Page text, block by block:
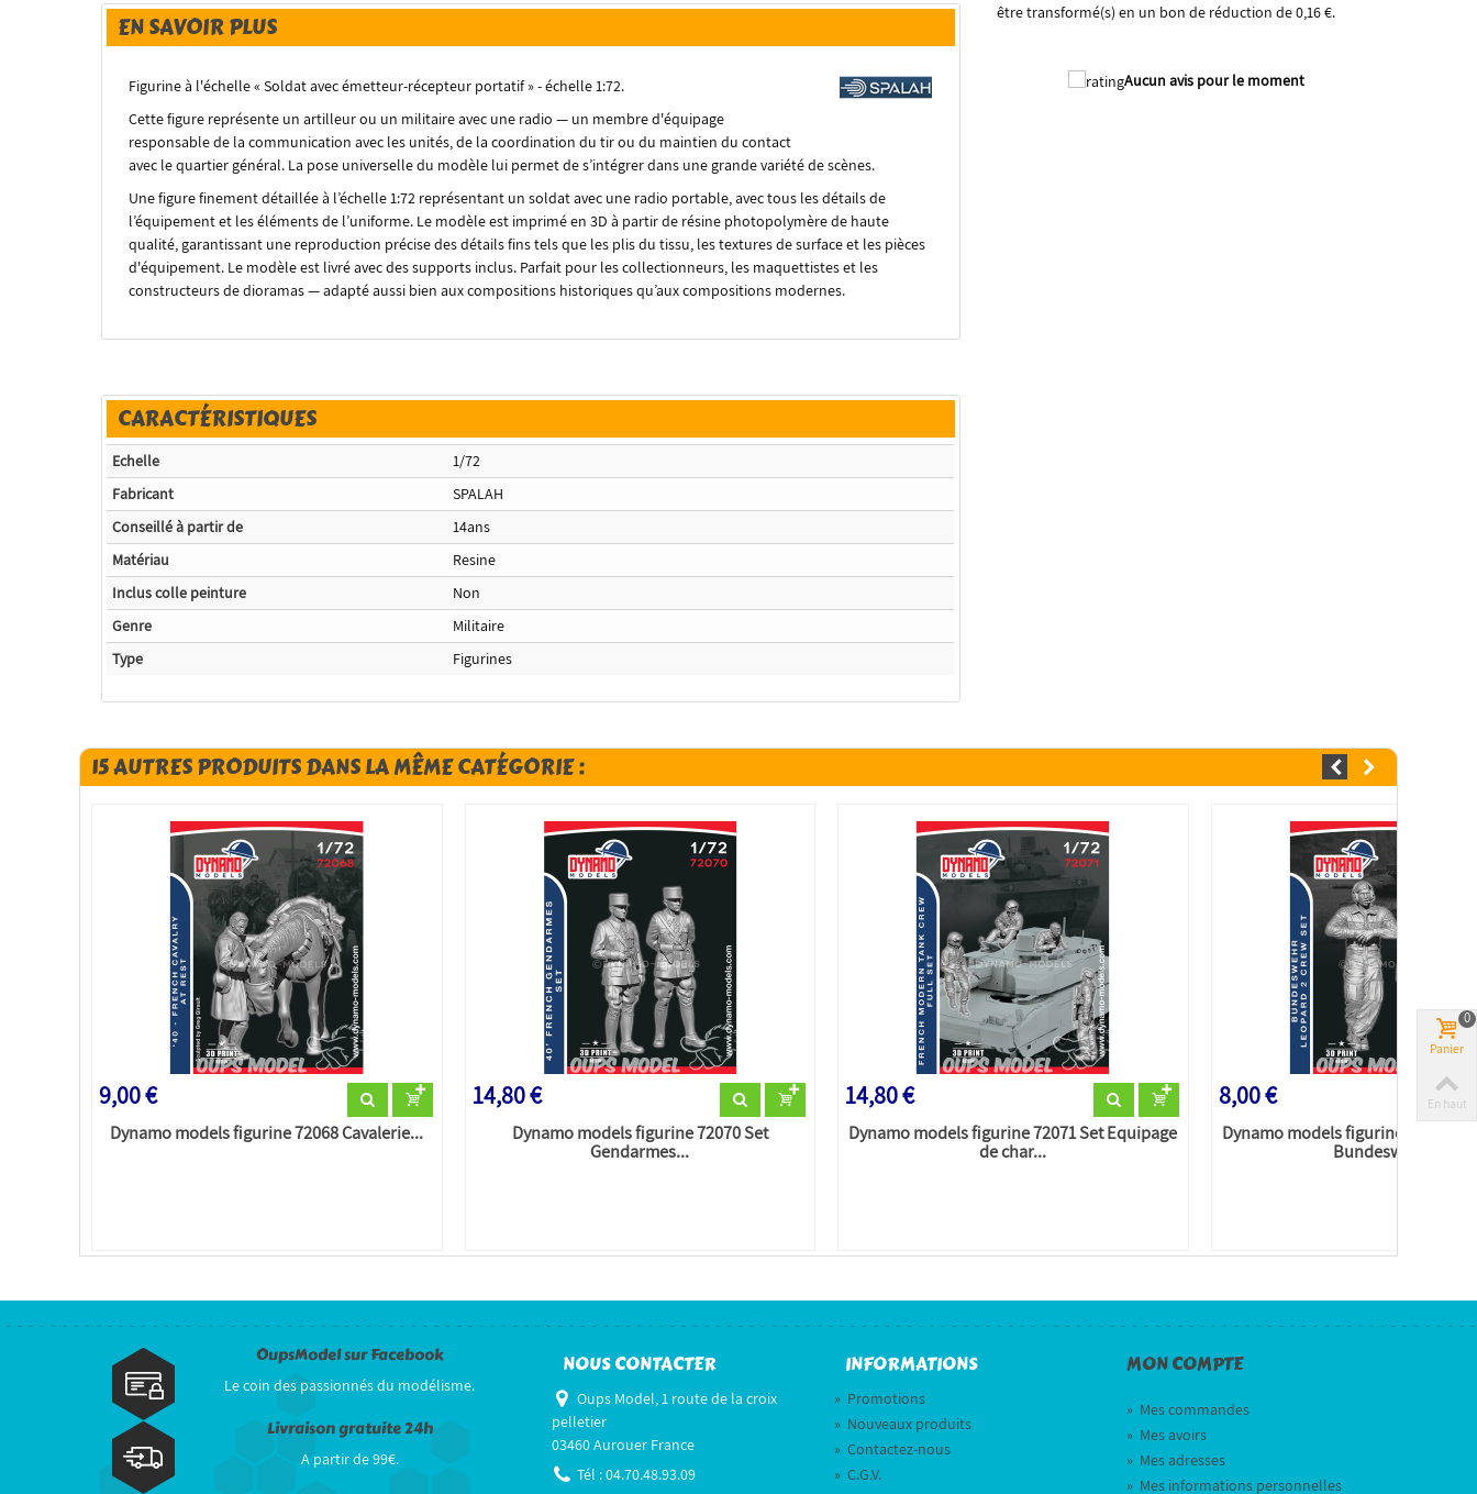
être transformé(s) en un bon de réduction de0,16 €.
Aucun avis pour le moment
EN SAVOIR PLUS
Figurine à l'échelle « Soldat avec émetteur-récepteur portatif » - échelle 1:72.
Cette figure représente un artilleur ou un militaire avec une radio — un membre d'équipage
responsable de la communication avec les unités, de la coordination du tir ou du maintien du contact
avec le quartier général. La pose universelle du modèle lui permet de s’intégrer dans une grande variété de scènes.
Une figure finement détaillée à l’échelle 1:72 représentant un soldat avec une radio portable, avec tous les détails de
l’équipement et les éléments de l’uniforme. Le modèle est imprimé en 3D à partir de résine photopolymère de haute
qualité, garantissant une reproduction précise des détails fins tels que les plis du tissu, les textures de surface et les pièces
d'équipement. Le modèle est livré avec des supports inclus. Parfait pour les collectionneurs, les maquettistes et les
constructeurs de dioramas — adapté aussi bien aux compositions historiques qu’aux compositions modernes.
CARACTÉRISTIQUES
Echelle
1/72
Fabricant
SPALAH
Conseillé à partir de
14ans
Matériau
Resine
Inclus colle peinture
Non
Genre
Militaire
Type
Figurines
15 AUTRES PRODUITS DANS LA MÊME CATÉGORIE :
9,00 €
Dynamo models figurine 72068 Cavalerie...
14,80 €
Dynamo models figurine 72070 Set
Gendarmes...
14,80 €
Dynamo models figurine 72071 Set Equipage
de char...
8,00 €
Dynamo models figurine 72059
Bundeswehr...
OupsModel sur Facebook
Le coin des passionnés du modélisme.
Livraison gratuite 24h
A partir de 99€.
NOUS CONTACTER
Oups Model, 1 route de la croix
pelletier
03460 Aurouer France
Tél :04.70.48.93.09
INFORMATIONS
» Promotions
» Nouveaux produits
» Contactez-nous
» C.G.V.
MON COMPTE
» Mes commandes
» Mes avoirs
» Mes adresses
» Mes informations personnelles
Panier
0
En haut